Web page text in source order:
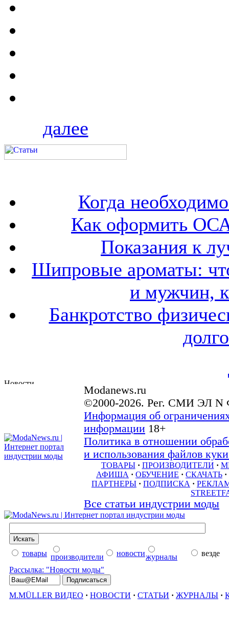
далее
Когда
Как оформить
Показания к
Шипровые ароматы:
и мужчин,
Банкротство
Modanews.ru
©2000-2026. Рег. СМИ ЭЛ N
Информация об
информации 18+
Политика в отношении
и использования файлов
ТОВАРЫ · ПРОИЗВОДИТЕЛИ ·
АФИША · ОБУЧЕНИЕ · СКАЧАТЬ ·
ПАРТНЕРЫ · ПОДПИСКА ·
Все статьи индустрии моды
товары производители новостижурналы
везде
Рассылка: "Новости моды"
M.MÜLLER ВИДЕО · НОВОСТИ · СТАТЬИ · ЖУРНАЛЫ ·